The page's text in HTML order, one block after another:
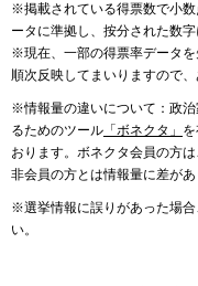
※掲載されている得票数で小
ータに準拠し、按分された数字
※現在、一部の得票率データを
順次反映してまいりますので
※情報量の違いについて：政
るためのツール 「ボネクタ」
おります。ボネクタ会員の方
非会員の方とは情報量に差があ
※選挙情報に誤りがあった場
い。